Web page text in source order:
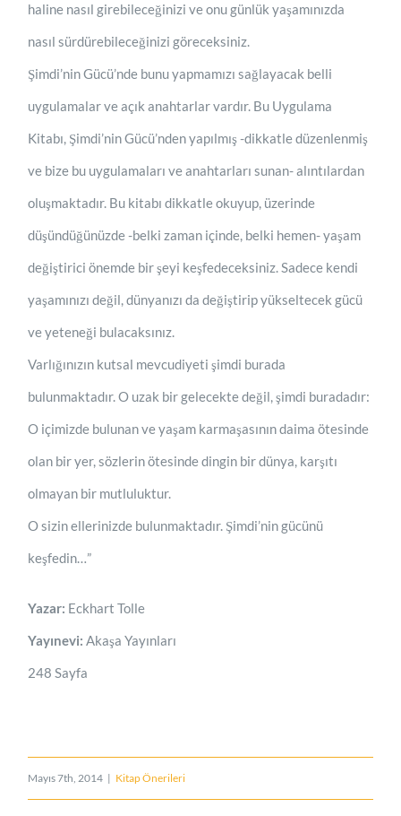
haline nasıl girebileceğinizi ve onu günlük yaşamınızda
nasıl sürdürebileceğinizi göreceksiniz.
Şimdi’nin Gücü’nde bunu yapmamızı sağlayacak belli
uygulamalar ve açık anahtarlar vardır. Bu Uygulama
Kitabı, Şimdi’nin Gücü’nden yapılmış -dikkatle düzenlenmiş
ve bize bu uygulamaları ve anahtarları sunan- alıntılardan
oluşmaktadır. Bu kitabı dikkatle okuyup, üzerinde
düşündüğünüzde -belki zaman içinde, belki hemen- yaşam
değiştirici önemde bir şeyi keşfedeceksiniz. Sadece kendi
yaşamınızı değil, dünyanızı da değiştirip yükseltecek gücü
ve yeteneği bulacaksınız.
Varlığınızın kutsal mevcudiyeti şimdi burada
bulunmaktadır. O uzak bir gelecekte değil, şimdi buradadır:
O içimizde bulunan ve yaşam karmaşasının daima ötesinde
olan bir yer, sözlerin ötesinde dingin bir dünya, karşıtı
olmayan bir mutluluktur.
O sizin ellerinizde bulunmaktadır. Şimdi’nin gücünü
keşfedin…”
Yazar: Eckhart Tolle
Yayınevi: Akaşa Yayınları
248 Sayfa
Mayıs 7th, 2014 | Kitap Önerileri